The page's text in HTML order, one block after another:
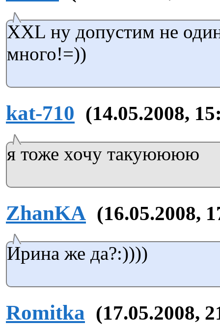
XXL ну допустим не
много!=))
kat-710 (14.05.2008,
я тоже хочу такуюююю
ZhanKA (16.05.2008,
Ирина же да?:))))
Romitka (17.05.2008,